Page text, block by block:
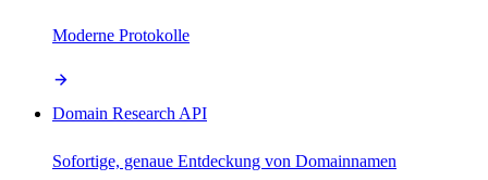
Moderne Protokolle
Domain Research API
Sofortige, genaue Entdeckung von Domainnamen